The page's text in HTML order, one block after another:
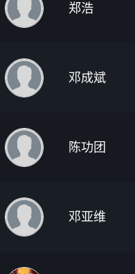
郑浩
邓成斌
陈功团
邓亚维